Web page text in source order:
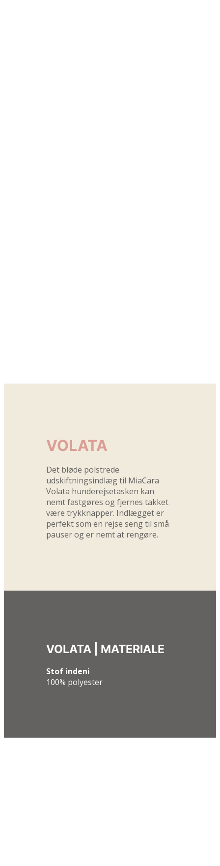
VOLATA
Det bløde polstrede
udskiftningsindlæg til MiaCara
Volata hunderejsetasken kan
nemt fastgøres og fjernes takket
være trykknapper. Indlægget er
perfekt som en rejse seng til små
pauser og er nemt at rengøre.
VOLATA | MATERIALE
Stof indeni
100% polyester